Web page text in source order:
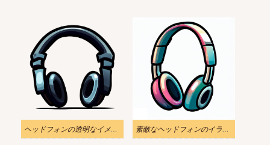
ヘッドフォンの透明なイメージのイラスト 素敵なヘッドフォンのイラスト